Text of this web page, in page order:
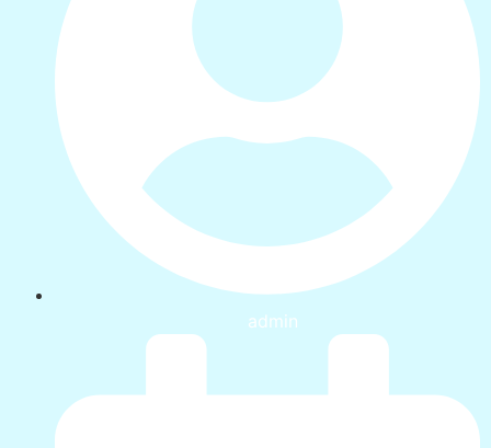
admin